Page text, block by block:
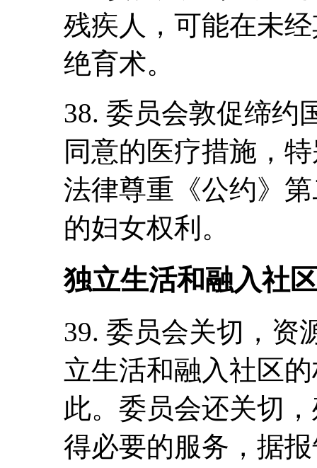
残疾人，可能在未
绝育术。
38. 委员会敦促缔约
同意的医疗措施，
法律尊重《公约》
的妇女权利。
独立生活和融入社
39. 委员会关切，资
立生活和融入社区
此。委员会还关切
得必要的服务，据